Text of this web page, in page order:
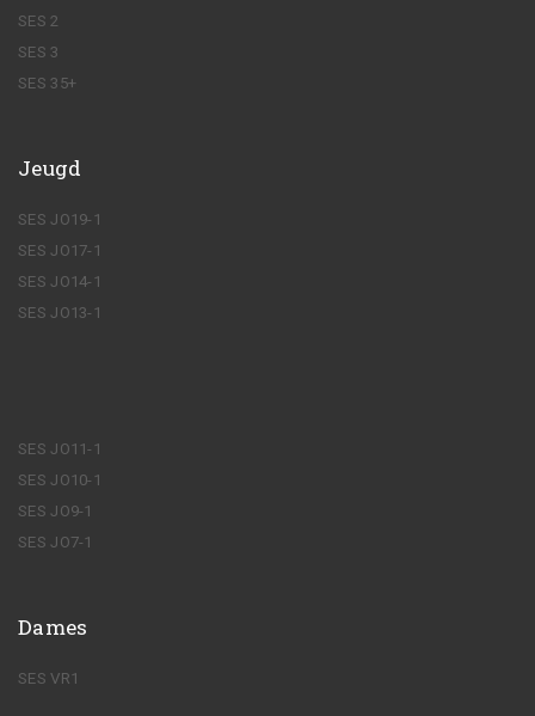
SES 2
SES 3
SES 35+
Jeugd
SES JO19-1
SES JO17-1
SES JO14-1
SES JO13-1
SES JO11-1
SES JO10-1
SES JO9-1
SES JO7-1
Dames
SES VR1